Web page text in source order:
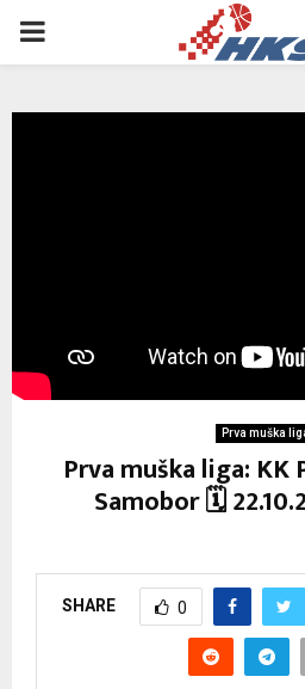
PRIMARY
Prva muška
Prva muška liga: KK
Samobor 🗓
SHARE 0